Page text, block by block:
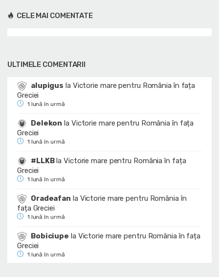
CELE MAI COMENTATE
ULTIMELE COMENTARII
alupigus la Victorie mare pentru România în fața
Greciei
1 lună în urmă
Delekon la Victorie mare pentru România în fața
Greciei
1 lună în urmă
#LLKBlaVictorie mare pentru România în fața
Greciei
1 lună în urmă
Oradeafan la Victorie mare pentru România în
fața Greciei
1 lună în urmă
Bobiciupe la Victorie mare pentru România în fața
Greciei
1 lună în urmă